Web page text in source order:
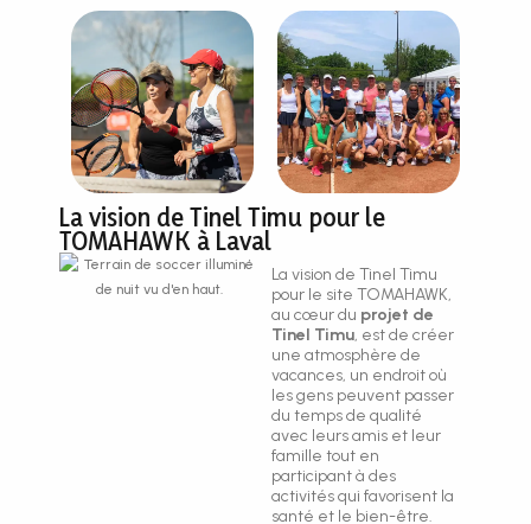
La vision de Tinel Timu pour le
TOMAHAWK à Laval
La vision de Tinel Timu
pour le site TOMAHAWK,
au cœur du projet de
Tinel Timu, est de créer
une atmosphère de
vacances, un endroit où
les gens peuvent passer
du temps de qualité
avec leurs amis et leur
famille tout en
participant à des
activités qui favorisent la
santé et le bien-être.